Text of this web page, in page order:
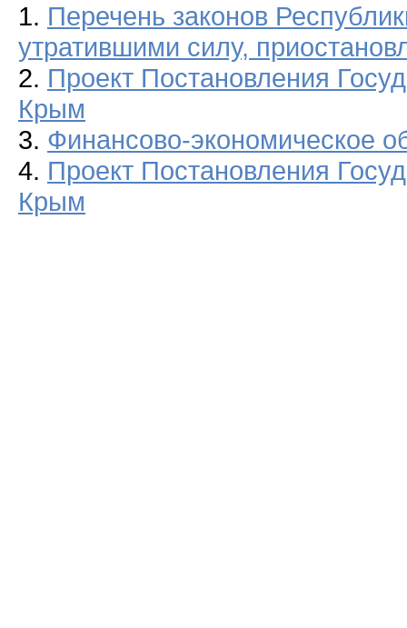
1. Перечень законов
утратившими силу,
2. Проект Постановления
Крым
3. Финансово-экономическое
4. Проект Постановления
Крым